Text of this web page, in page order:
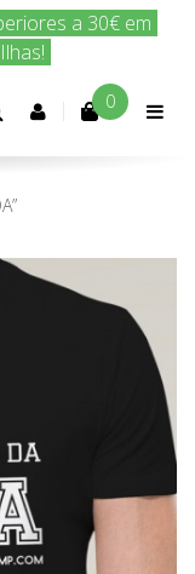
a 30€ em
amanhã!
Conta 0